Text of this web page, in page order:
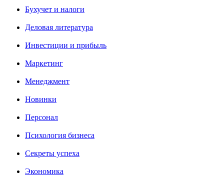
Бухучет и налоги
Деловая литература
Инвестиции и прибыль
Маркетинг
Менеджмент
Новинки
Персонал
Психология бизнеса
Секреты успеха
Экономика